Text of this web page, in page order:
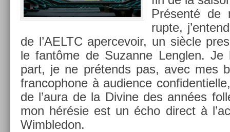
Présenté de
rup­te,
de l’AELTC aper­cevoir, un siècle
le fantôme de Suzan­ne Lengl­en. Je
part, je ne prétends pas, avec mes
fran­cophone à audi­ence
de l’aura de la Di­vine des années
mon hérésie est un écho di­rect à
Wimbledon.